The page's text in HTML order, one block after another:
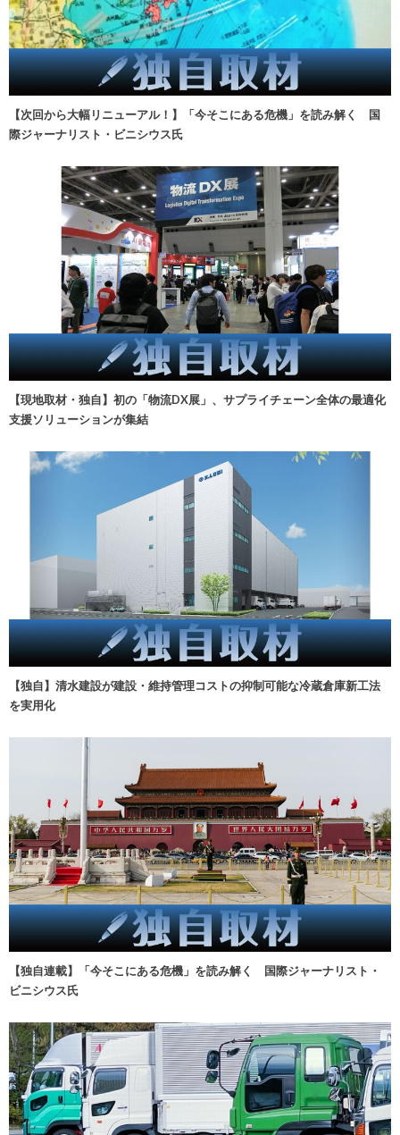
【次回から大幅リニューアル！】「今そこにある危機」を読み解く 国
際ジャーナリスト・ビニシウス氏
【現地取材・独自】初の「物流DX展」、サプライチェーン全体の最適化
支援ソリューションが集結
【独自】清水建設が建設・維持管理コストの抑制可能な冷蔵倉庫新工法
を実用化
【独自連載】「今そこにある危機」を読み解く 国際ジャーナリスト・
ビニシウス氏